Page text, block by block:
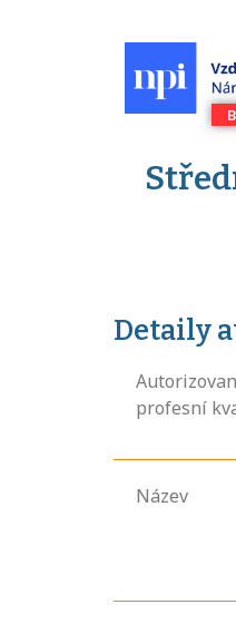
Detaily
profesní
Název